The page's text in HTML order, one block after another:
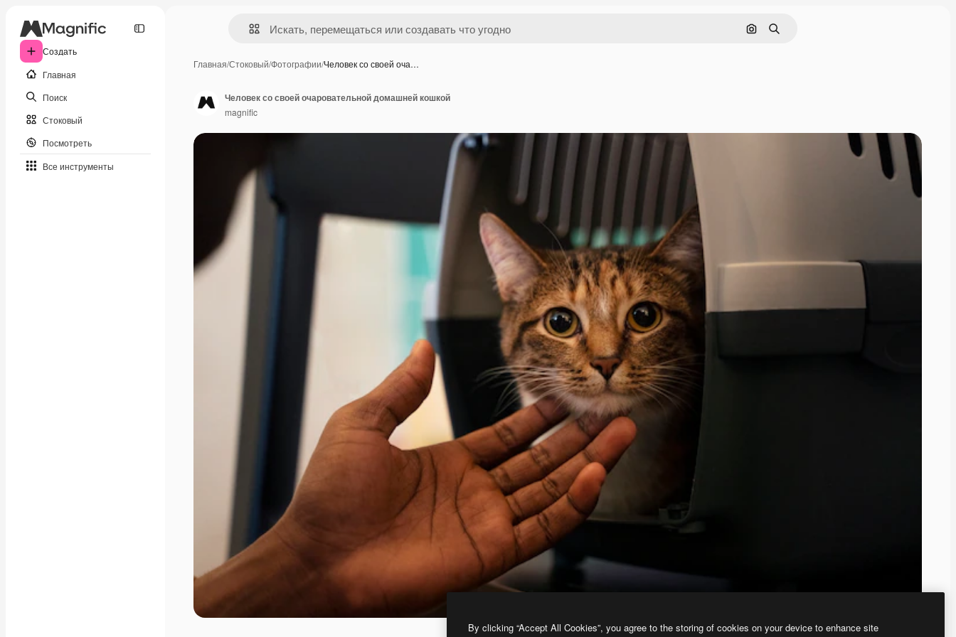
Создать
Главная
Поиск
Стоковый
Посмотреть
Все инструменты
Поиск по изображению
Поиск
Главная/Стоковый/Фотографии/Человек со своей оча…
Человек со своей очаровательной домашней кошкой
magnific
By clicking “Accept All Cookies”, you agree to the storing of cookies on your device to enhance site